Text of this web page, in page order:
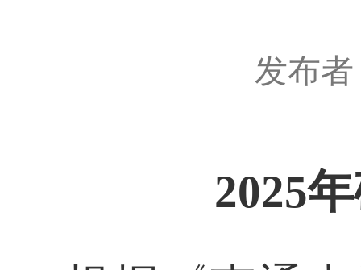
发布
2025